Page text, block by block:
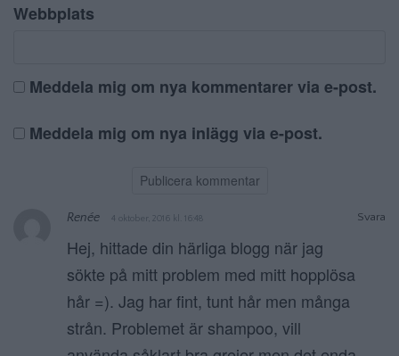
Webbplats
Meddela mig om nya kommentarer via e-post.
Meddela mig om nya inlägg via e-post.
Svara
Renée 4 oktober, 2016 kl. 16:48
Hej, hittade din härliga blogg när jag
sökte på mitt problem med mitt hopplösa
hår =). Jag har fint, tunt hår men många
strån. Problemet är shampoo, vill